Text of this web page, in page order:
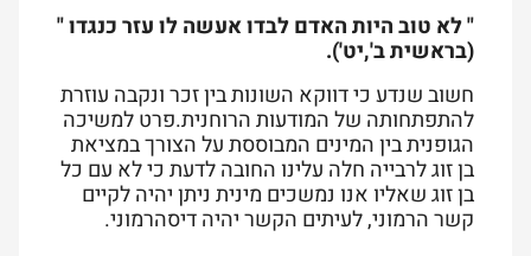
" לא טוב היות האדם לבדו אעשה לו עזר כנגדו "
(בראשית ב',יט').
חשוב שנדע כי דווקא השונות בין זכר ונקבה עוזרת
להתפתחותה של המודעות הרוחנית.פרט למשיכה
הגופנית בין המינים המבוססת על הצורך במציאת
בן זוג לרבייה חלה עלינו החובה לדעת כי לא עם כל
בן זוג שאליו אנו נמשכים מינית ניתן יהיה לקיים
קשר הרמוני, לעיתים הקשר יהיה דיסהרמוני.